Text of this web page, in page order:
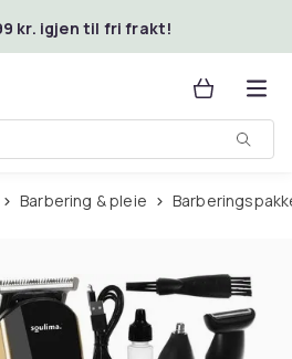
kr. igjen til fri frakt!
Barbering & pleie